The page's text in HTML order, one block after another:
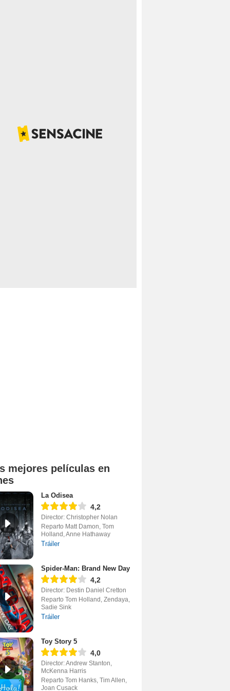
mejores películas en
La Odisea
4,2
Director: Christopher Nolan
Reparto Matt Damon, Tom
Holland, Anne Hathaway
Tráiler
Spider-Man: Brand New Day
4,2
Director: Destin Daniel Cretton
Reparto Tom Holland, Zendaya,
Sadie Sink
Tráiler
Toy Story 5
4,0
Director: Andrew Stanton,
McKenna Harris
Reparto Tom Hanks, Tim Allen,
Joan Cusack